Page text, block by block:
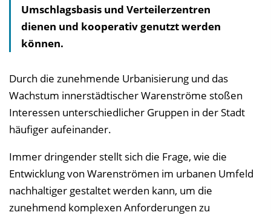
z
e
n
Umschlagsbasis und Verteilerzentren
dienen und kooperativ genutzt werden
können.
Durch die zunehmende Urbanisierung und das
Wachstum innerstädtischer Warenströme stoßen
Interessen unterschiedlicher Gruppen in der Stadt
häufiger aufeinander.
Immer dringender stellt sich die Frage, wie die
Entwicklung von Warenströmen im urbanen Umfeld
nachhaltiger gestaltet werden kann, um die
zunehmend komplexen Anforderungen zu